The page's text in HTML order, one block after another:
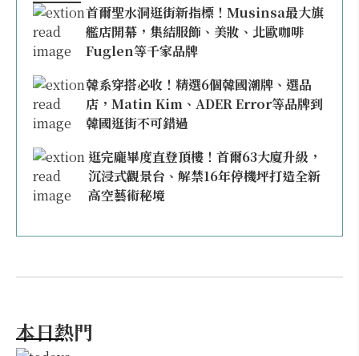
首爾聖水洞逛街新指標！Musinsa最大旗
艦店開幕，集結服飾、美妝、北歐咖啡
Fuglen等千家品牌
韓系穿搭必收！精選6個韓國潮牌、選品
店，Matin Kim、ADER Error等品牌到
韓國逛街不可錯過
逛完龐畢度直登頂樓！首爾63大廈升級，
沉浸式觀景台、解禁16年停機坪打造全新
高空藝術秘境
本日熱門